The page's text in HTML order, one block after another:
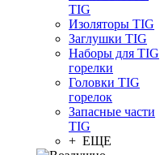
TIG
Изоляторы TIG
Заглушки TIG
Наборы для TIG
горелки
Головки TIG
горелок
Запасные части
TIG
+ ЕЩЕ